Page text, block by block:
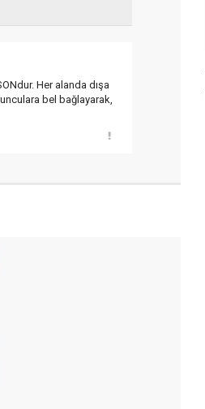
Her alanda dışa
bel bağlayarak,